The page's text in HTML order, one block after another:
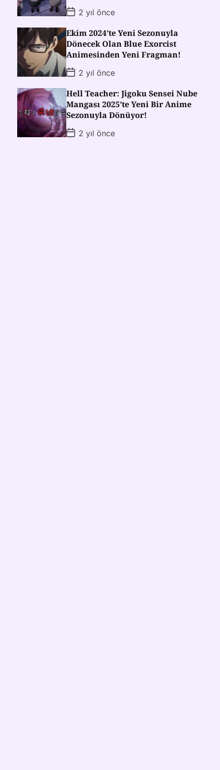
2 yıl önce
Ekim 2024’te Yeni Sezonuyla
Dönecek Olan Blue Exorcist
Animesinden Yeni Fragman!
2 yıl önce
Hell Teacher: Jigoku Sensei Nube
Mangası 2025’te Yeni Bir Anime
Sezonuyla Dönüyor!
2 yıl önce